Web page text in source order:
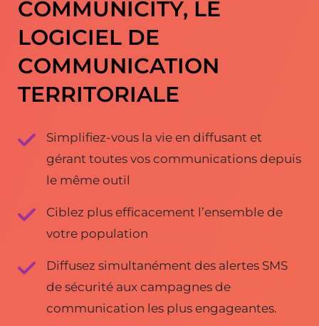
COMMUNICITY, LE
LOGICIEL DE
COMMUNICATION
TERRITORIALE
Simplifiez-vous la vie en diffusant et
gérant toutes vos communications depuis
le même outil
Ciblez plus efficacement l’ensemble de
votre population
Diffusez simultanément des alertes SMS
de sécurité aux campagnes de
communication les plus engageantes.